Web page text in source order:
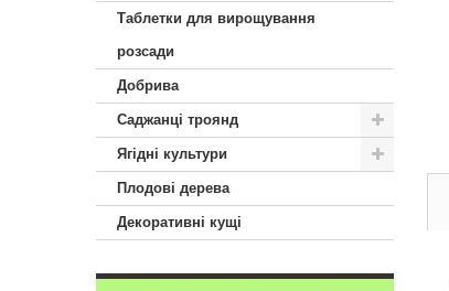
Таблетки для вирощування
розсади
Добрива
Саджанці троянд
Ягідні культури
Плодові дерева
Декоративні кущі